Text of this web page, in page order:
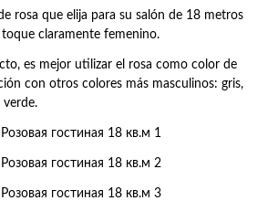
rosa que elija para su salón de 18 metros
claramente femenino.
es mejor utilizar el rosa como color de
con otros colores más masculinos: gris,
verde.